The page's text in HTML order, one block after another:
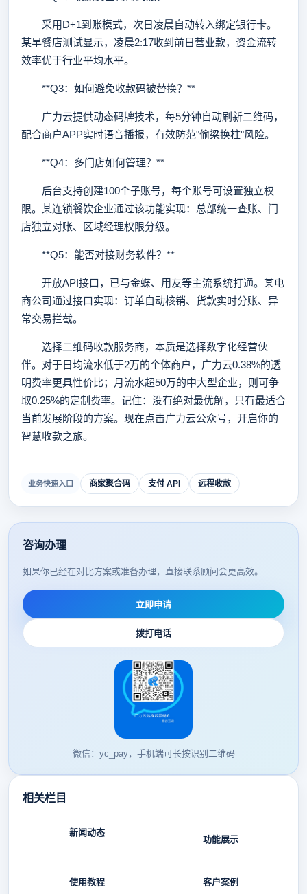
采用D+1到账模式，次日凌晨自动转入绑定银行卡。
某早餐店测试显示，凌晨2:17收到前日营业款，资金流转
效率优于行业平均水平。
**Q3：如何避免收款码被替换？**
广力云提供动态码牌技术，每5分钟自动刷新二维码，
配合商户APP实时语音播报，有效防范"偷梁换柱"风险。
**Q4：多门店如何管理？**
后台支持创建100个子账号，每个账号可设置独立权
限。某连锁餐饮企业通过该功能实现：总部统一查账、门
店独立对账、区域经理权限分级。
**Q5：能否对接财务软件？**
开放API接口，已与金蝶、用友等主流系统打通。某电
商公司通过接口实现：订单自动核销、货款实时分账、异
常交易拦截。
选择二维码收款服务商，本质是选择数字化经营伙
伴。对于日均流水低于2万的个体商户，广力云0.38%的透
明费率更具性价比；月流水超50万的中大型企业，则可争
取0.25%的定制费率。记住：没有绝对最优解，只有最适合
当前发展阶段的方案。现在点击广力云公众号，开启你的
智慧收款之旅。
业务快速入口 商家聚合码 支付 API 远程收款
咨询办理
如果你已经在对比方案或准备办理，直接联系顾问会更高效。
立即申请
拨打电话
微信：yc_pay，手机端可长按识别二维码
相关栏目
新闻动态
功能展示
使用教程 客户案例